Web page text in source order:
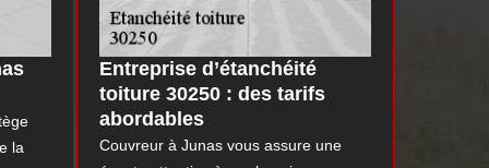
la
Entreprise d’étanchéité
toiture 30250 : des tarifs
abordables
Couvreur à Junas vous assure une